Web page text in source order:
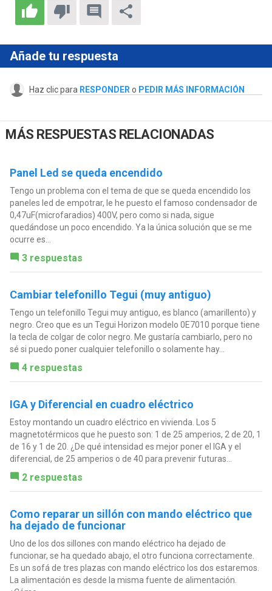
Añade tu respuesta
Haz clic para RESPONDER o PEDIR MÁS INFORMACIÓN
MÁS RESPUESTAS RELACIONADAS
Panel Led se queda encendido
Tengo un problema con el tema de que se queda encendido los
paneles led de empotrar, le he puesto el famoso condensador de
0,47uF(microfaradios) 400V, pero como si nada, sigue
quedándose un poco encendido. Ya la única solución que se me
ocurre es...
3 respuestas
Cambiar telefonillo Tegui (muy antiguo)
Tengo un telefonillo Tegui muy antiguo, es blanco (amarillento) y
negro. Creo que es un Tegui Horizon modelo 0E7010 porque tiene
la tecla de colgar de color negro. Me gustaría cambiarlo, pero no
sé si puedo poner cualquier telefonillo o solamente hay...
4 respuestas
IGA y Diferencial en cuadro eléctrico
Estoy montando un cuadro eléctrico en vivienda. Los 5
magnetotérmicos que he puesto son: 1 de 25 amperios, 2 de 20, 1
de 16 y 1 de 20. ¿De qué intensidad es mejor poner el IGA y el
diferencial, de 25 amperios o de 40 para prevenir futuras...
2 respuestas
Como reparar un sillón con mando eléctrico que
ha dejado de funcionar
Uno de los dos sillones con mando eléctrico ha dejado de
funcionar, se ha quedado abajo, el otro funciona correctamente.
Es un sofá de tres plazas con mando eléctrico los dos estaremos.
La alimentación es desde la misma fuente de alimentación.